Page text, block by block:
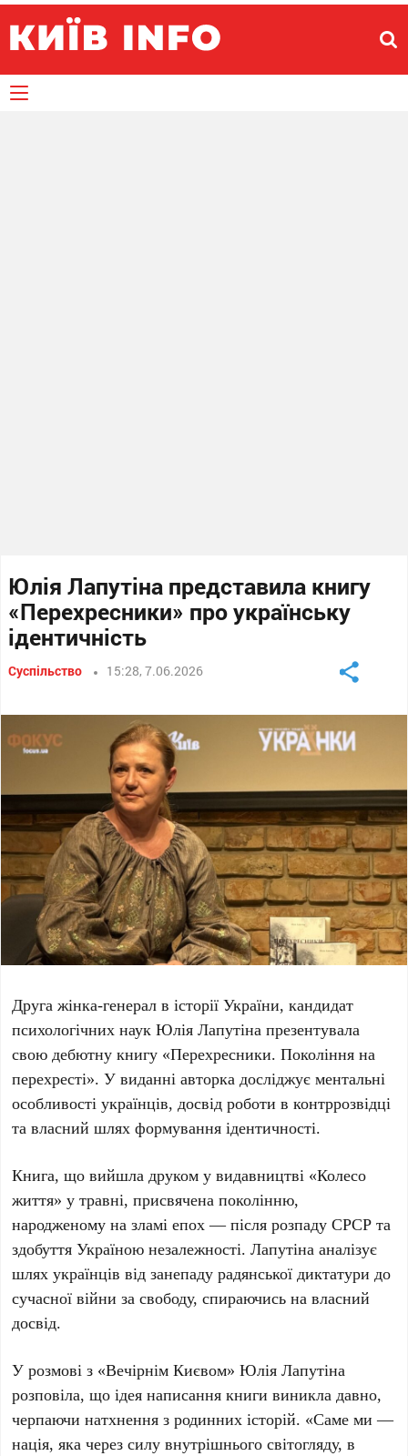
Юлія Лапутіна представила книгу
«Перехресники» про українську
ідентичність
Суспільство 15:28, 7.06.2026
Друга жінка-генерал в історії України, кандидат
психологічних наукЮлія Лапутіна презентувала
свою дебютну книгу «Перехресники. Покоління на
перехресті». У виданні авторка досліджує ментальні
особливості українців, досвід роботи в контррозвідці
та власний шлях формування ідентичності.
Книга, що вийшла друком у видавництві «Колесо
життя» утравні, присвячена поколінню,
народженому на зламі епох — після розпаду СРСР та
здобуття Україною незалежності. Лапутіна аналізує
шлях українців від занепаду радянської диктатури до
сучасної війни за свободу, спираючись на власний
досвід.
У розмові з «Вечірнім Києвом» Юлія Лапутіна
розповіла, що ідея написання книги виникла давно,
черпаючи натхнення з родинних історій. «Саме ми —
нація, яка через силу внутрішнього світогляду, в